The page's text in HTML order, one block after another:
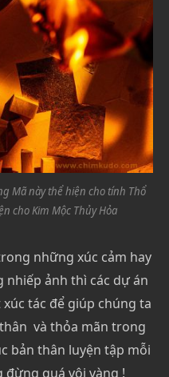
Mã này thể hiện cho tính Thổ
cho Kim Mộc Thủy Hỏa
những xúc cảm hay
nhiếp ảnh thì các dự án
tác để giúp chúng ta
và thỏa mãn trong
bản thân luyện tập mỗi
đừng quá vội vàng !